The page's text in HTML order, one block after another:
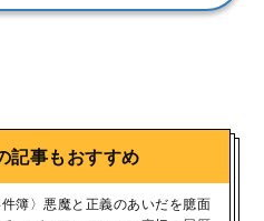
記事もおすすめ
件簿〉悪魔と正義のあいだを臆面